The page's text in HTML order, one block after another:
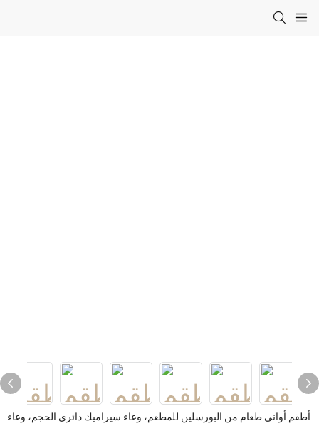
أطقم أواني طعام من البورسلين للمطعم، وعاء سيراميك دائري الحجم، وعاء